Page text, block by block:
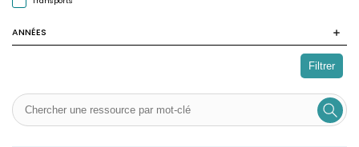
ANNÉES
Filtrer